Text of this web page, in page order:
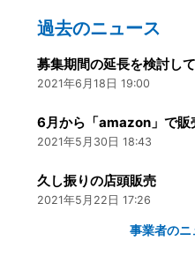
過去のニュース
募集期間の延長を検討し
2021年6月18日 19:00
6月から「amazon」で販
2021年5月30日 18:43
久し振りの店頭販売
2021年5月22日 17:26
事業者の